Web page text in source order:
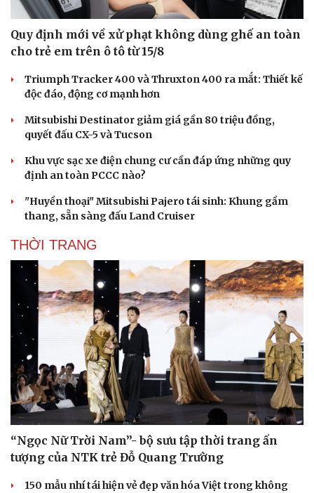
Quy định mới về xử phạt không dùng ghế an toàn
cho trẻ em trên ô tô từ 15/8
Triumph Tracker 400 và Thruxton 400 ra mắt: Thiết kế
độc đáo, động cơ mạnh hơn
Mitsubishi Destinator giảm giá gần 80 triệu đồng,
quyết đấu CX-5 và Tucson
Khu vực sạc xe điện chung cư cần đáp ứng những quy
định an toàn PCCC nào?
"Huyền thoại" Mitsubishi Pajero tái sinh: Khung gầm
thang, sẵn sàng đấu Land Cruiser
THỜI TRANG
“Ngọc Nữ Trời Nam”- bộ sưu tập thời trang ấn
tượng của NTK trẻ Đỗ Quang Trường
150 mẫu nhí tái hiện vẻ đẹp văn hóa Việt trong không